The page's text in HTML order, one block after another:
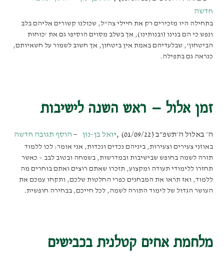
חדשה
בתחילה היו מזכירים רק את חיילי צה”ל, שכולנו קשורים אליהם בלב
ונפש כי הם בנינו (ובנותינו), אך בשלב מסוים הוסיפו גם את ‘כוחות
הביטחון’, שבלעדיהם באמת אין ביטחון, אך חשוב לשמור על חשאיותם,
כנראה גם בתפילה.
זמן אלול – ראש השנה לישיבות
ה׳ באלול ה׳תשפ״ב (01/09/22) , יואל בן-נון הוסף תגובה חדשה
באוזני צעירים וצעירות, ביניהם נכדים ונכדות, אני אומר: לכו ללמוד
תורה לשמה בחופש שבישיבות ובמדרשות, בשמחה ובטוב לבב – כאשר
תחזרו ללימודי תעודה ומקצוע, תזכרו שאתם רוצים ואתם בוחרים מה
ללמוד, ואז תראו את המבחנים כפרי החלטות שלכם, ותקחו עמכם את
העושר הגדול של לימוד התורה לשמה, לכל חייכם, בבחירה חופשית.
מלחמת אחים קטלנית בכבישים